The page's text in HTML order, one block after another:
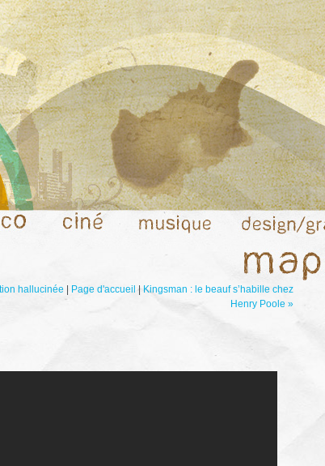
hallucinée Page d'accueil | Kingsman : le beauf s’habille chez
Henry Poole »